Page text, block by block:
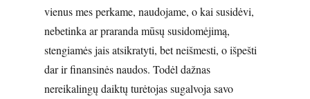
vienus mes perkame, naudojame, o kai susidėvi,
nebetinka ar praranda mūsų susidomėjimą,
stengiamės jais atsikratyti, bet neišmesti, o išpešti
dar ir finansinės naudos. Todėl dažnas
nereikalingų daiktų turėtojas sugalvoja savo